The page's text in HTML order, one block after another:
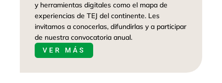
y herramientas digitales como el mapa de
experiencias de TEJ del continente. Les
invitamos a conocerlas, difundirlas y a participar
de nuestra convocatoria anual.
VER MÁS